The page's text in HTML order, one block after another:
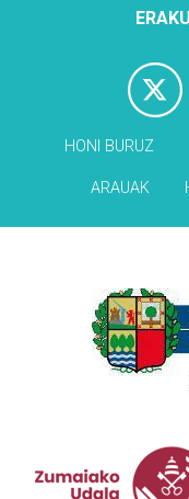
HONI BURUZ
ARAUAK